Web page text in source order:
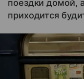
поездки домой,
приходится